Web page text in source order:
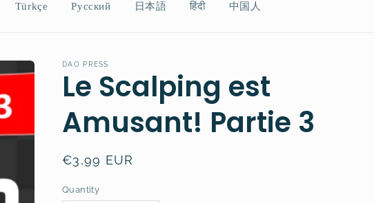
Türkçe Русский 日本語 हिंदी 中国人
y
r
DAO PRESS
Le Scalping est
Amusant! Partie 3
Regular
€3,99 EUR
Quantity